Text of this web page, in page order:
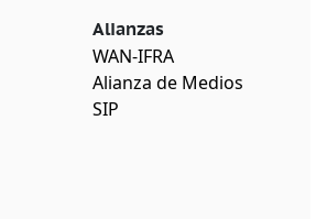
Alianzas
WAN-IFRA
Alianza de Medios
SIP